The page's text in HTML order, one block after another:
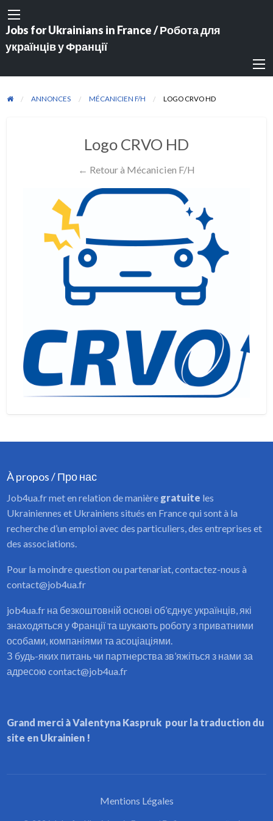
Jobs for Ukrainians in France / Робота для
українців у Франції
ANNONCES MÉCANICIEN F/H LOGO CRVO HD
Logo CRVO HD
← Retour à Mécanicien F/H
À propos / Про нас
Job4ua.fr met en relation de manière gratuite les
Ukrainiennes et Ukrainiens situés en France qui sont à la
recherche d’un emploi avec des particuliers, des entreprises et
des associations.
Pour la moindre question ou partenariat, contactez-nous à
contact@job4ua.fr
job4ua.fr на безкоштовній основі об’єднує українців, які
знаходяться у Франції та шукають роботу з приватними
особами, компаніями та асоціаціями.
З будь-яких питань чи партнерства зв’яжіться з нами за
адресою contact@job4ua.fr
Grand merci à Valentyna Kaspruk pour la traduction du
site en Ukrainien !
Mentions Légales